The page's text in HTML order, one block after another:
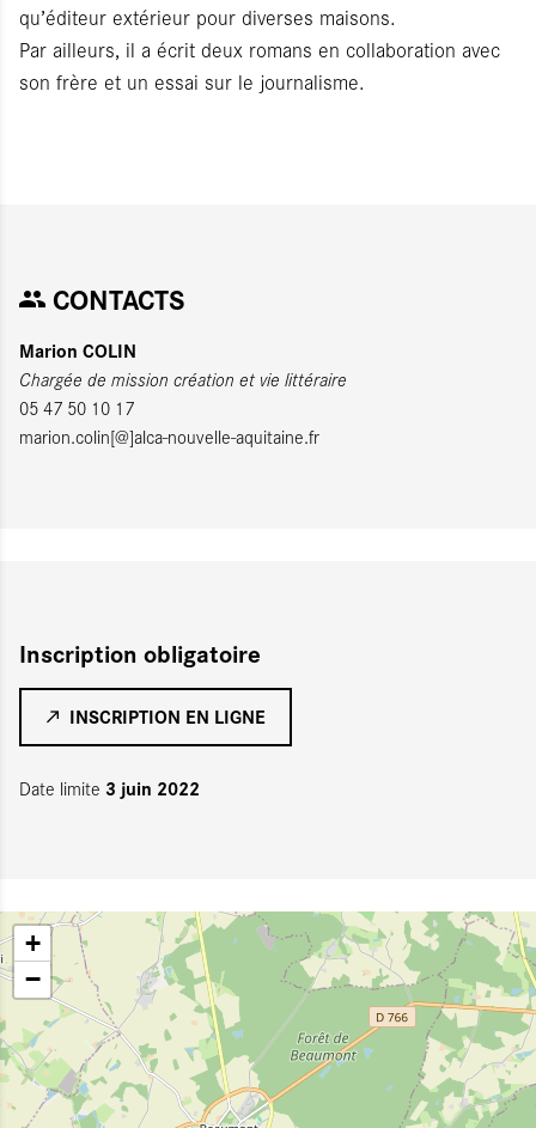
qu’éditeur extérieur pour diverses maisons.
Par ailleurs, il a écrit deux romans en collaboration avec
son frère et un essai sur le journalisme.
CONTACTS
Marion COLIN
Chargée de mission création et vie littéraire
05 47 50 10 17
marion.colin[@]alca-nouvelle-aquitaine.fr
Inscription obligatoire
INSCRIPTION EN LIGNE
Date limite 3 juin 2022
+
−